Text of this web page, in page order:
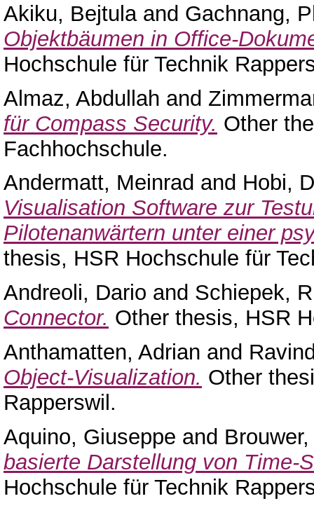
Akiku, Bejtulaand Gachnang,
Objektbäumen in Office-
Hochschule für Technik
Almaz, Abdullah and
für Compass Security. Other
Fachhochschule.
Andermatt, Meinrad and Hobi,
Visualisation Software zur
Pilotenanwärtern unter einer
thesis, HSR Hochschule für
Andreoli, Dario and Schiepek,
Connector. Other thesis, HSR
Anthamatten, Adrian and
Object-Visualization. Other
Rapperswil.
Aquino, Giuseppe and
basierte Darstellung von Time-
Hochschule für Technik